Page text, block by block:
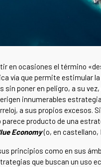
en ocasiones el término
vía que permite estimular
poner en peligro, a su
innumerables
a sus propios excesos.
producto de una
Economy(o, en castellano,
principios como en sus
que buscan un uso